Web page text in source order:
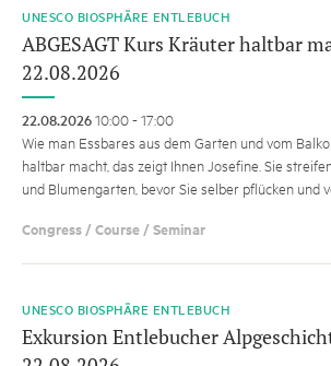
UNESCO BIOSPHÄRE ENTLEBUCH
ABGESAGT Kurs Kräuter haltbar
22.08.2026
22.08.202610:00 - 17:00
Wie man Essbares aus dem Garten und vom
haltbar macht, das zeigt Ihnen Josefine. Sie
und Blumengarten, bevor Sie selber pflücken und
Congress / Course / Seminar
UNESCO BIOSPHÄRE ENTLEBUCH
Exkursion Entlebucher